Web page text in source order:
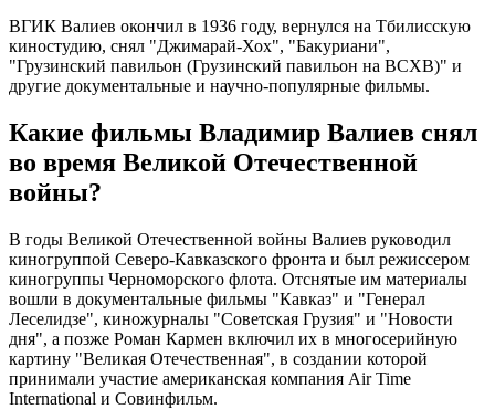
ВГИК Валиев окончил в 1936 году, вернулся на Тбилисскую
киностудию, снял "Джимарай-Хох", "Бакуриани",
"Грузинский павильон (Грузинский павильон на ВСХВ)" и
другие документальные и научно-популярные фильмы.
Какие фильмы Владимир Валиев снял
во время Великой Отечественной
войны?
В годы Великой Отечественной войны Валиев руководил
киногруппой Северо-Кавказского фронта и был режиссером
киногруппы Черноморского флота. Отснятые им материалы
вошли в документальные фильмы "Кавказ" и "Генерал
Леселидзе", киножурналы "Советская Грузия" и "Новости
дня", а позже Роман Кармен включил их в многосерийную
картину "Великая Отечественная", в создании которой
принимали участие американская компания Air Time
International и Совинфильм.